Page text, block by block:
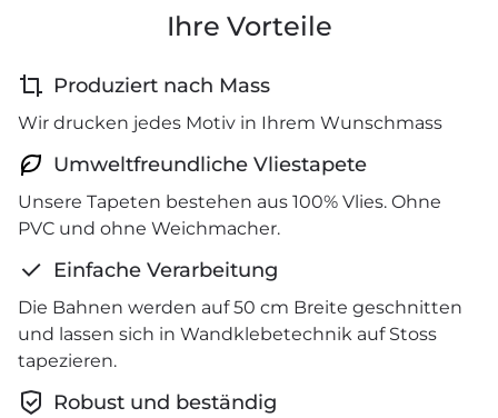
Ihre Vorteile
Produziert nach Mass
Wir drucken jedes Motiv in Ihrem Wunschmass
Umweltfreundliche Vliestapete
Unsere Tapeten bestehen aus 100% Vlies. Ohne
PVC und ohne Weichmacher.
Einfache Verarbeitung
Die Bahnen werden auf 50 cm Breite geschnitten
und lassen sich in Wandklebetechnik auf Stoss
tapezieren.
Robust und beständig